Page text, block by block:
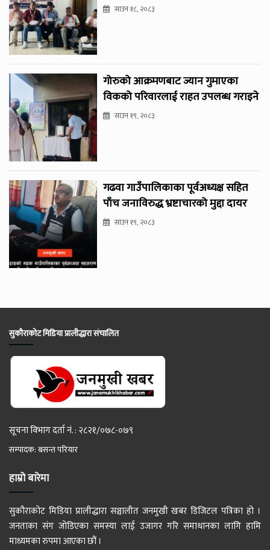
साउन १८, २०८३
गोरुको आक्रमणबाट ज्यान गुमाएका
विकको परिवारलाई राहत उपलब्ध गराइने
साउन १९, २०८३
गढवा गाउँपालिकाका पूर्वअध्यक्ष सहित
पाँच जनाविरुद्ध भ्रष्टाचारको मुद्दा दायर
साउन १९, २०८३
सुकौराकोट मिडिया प्रालीद्धारा संचालित
सूचना विभाग दर्ता नं. : २८२१/०७८-०७९
सम्पादक: बसन्त परियार
हाम्रो बारेमा
सुकौराकोट मिडिया प्रालीद्धारा सञ्चालीत जनमुखी खबर डिजिटल पत्रिका हो ।
जनताका संग जोडिएका समस्या लाई उजागर गरि समाधानका लागि हामि
माध्यमका रुपमा आएका छौं ।